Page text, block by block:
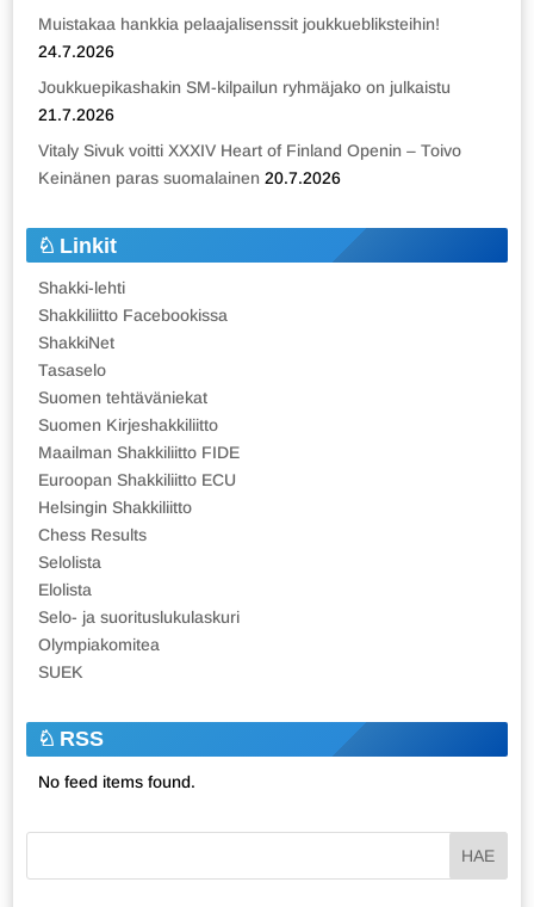
Muistakaa hankkia pelaajalisenssit joukkuebliksteihin!
24.7.2026
Joukkuepikashakin SM-kilpailun ryhmäjako on julkaistu
21.7.2026
Vitaly Sivuk voitti XXXIV Heart of Finland Openin – Toivo
Keinänen paras suomalainen 20.7.2026
Linkit
Shakki-lehti
Shakkiliitto Facebookissa
ShakkiNet
Tasaselo
Suomen tehtäväniekat
Suomen Kirjeshakkiliitto
Maailman Shakkiliitto FIDE
Euroopan Shakkiliitto ECU
Helsingin Shakkiliitto
Chess Results
Selolista
Elolista
Selo- ja suorituslukulaskuri
Olympiakomitea
SUEK
RSS
No feed items found.